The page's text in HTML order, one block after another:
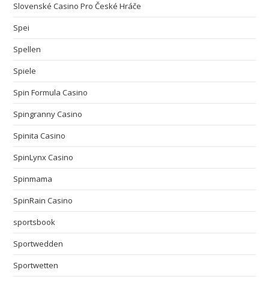
Slovenské Casino Pro České Hráče
Spei
Spellen
Spiele
Spin Formula Casino
Spingranny Casino
Spinita Casino
SpinLynx Casino
Spinmama
SpinRain Casino
sportsbook
Sportwedden
Sportwetten